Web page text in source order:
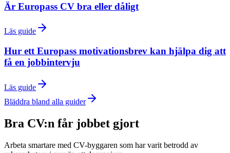
Är Europass CV bra eller dåligt
Läs guide
Hur ett Europass motivationsbrev kan hjälpa dig att
få en jobbintervju
Läs guide
Bläddra bland alla guider
Bra CV:n får jobbet gjort
Arbeta smartare med CV-byggaren som har varit betrodd av